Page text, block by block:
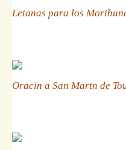
Letanas para los
Oracin a San Martn de